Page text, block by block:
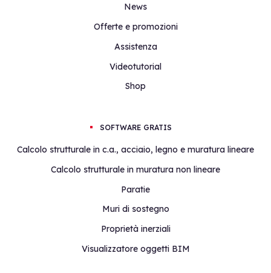
News
Offerte e promozioni
Assistenza
Videotutorial
Shop
SOFTWARE GRATIS
Calcolo strutturale in c.a., acciaio, legno e muratura lineare
Calcolo strutturale in muratura non lineare
Paratie
Muri di sostegno
Proprietà inerziali
Visualizzatore oggetti BIM